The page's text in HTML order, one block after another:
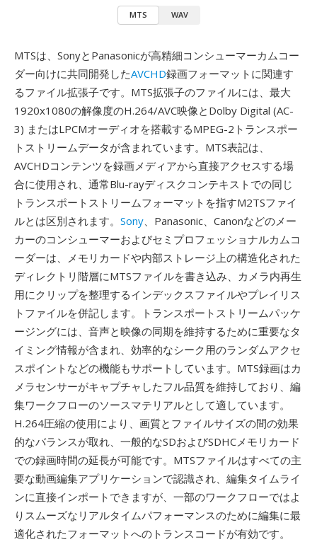
MTS WAV
MTSは、SonyとPanasonicが高精細コンシューマーカムコー
ダー向けに共同開発したAVCHD録画フォーマットに関連す
るファイル拡張子です。MTS拡張子のファイルには、最大
1920x1080の解像度のH.264/AVC映像とDolby Digital (AC-
3) またはLPCMオーディオを搭載するMPEG-2トランスポー
トストリームデータが含まれています。MTS表記は、
AVCHDコンテンツを録画メディアから直接アクセスする場
合に使用され、通常Blu-rayディスクコンテキストでの同じ
トランスポートストリームフォーマットを指すM2TSファイ
ルとは区別されます。 Sony、Panasonic、Canonなどのメー
カーのコンシューマーおよびセミプロフェッショナルカムコ
ーダーは、メモリカードや内部ストレージ上の構造化された
ディレクトリ階層にMTSファイルを書き込み、カメラ内再生
用にクリップを整理するインデックスファイルやプレイリス
トファイルを併記します。トランスポートストリームパッケ
ージングには、音声と映像の同期を維持するために重要なタ
イミング情報が含まれ、効率的なシーク用のランダムアクセ
スポイントなどの機能もサポートしています。MTS録画はカ
メラセンサーがキャプチャしたフル品質を維持しており、編
集ワークフローのソースマテリアルとして適しています。
H.264圧縮の使用により、画質とファイルサイズの間の効果
的なバランスが取れ、一般的なSDおよびSDHCメモリカード
での録画時間の延長が可能です。MTSファイルはすべての主
要な動画編集アプリケーションで認識され、編集タイムライ
ンに直接インポートできますが、一部のワークフローではよ
りスムーズなリアルタイムパフォーマンスのために編集に最
適化されたフォーマットへのトランスコードが有効です。